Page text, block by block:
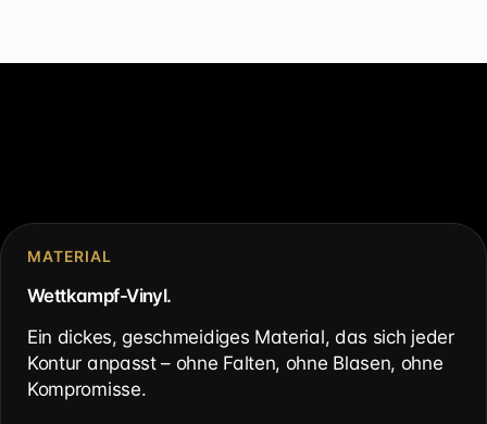
MATERIAL
Wettkampf-Vinyl.
Ein dickes, geschmeidiges Material, das sich jeder
Kontur anpasst – ohne Falten, ohne Blasen, ohne
Kompromisse.